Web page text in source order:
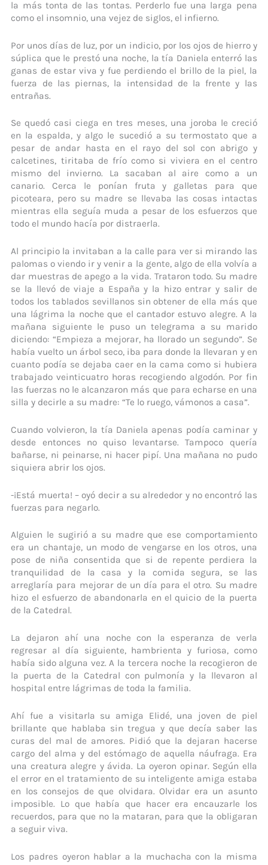
la más tonta de las tontas. Perderlo fue una larga pena
como el insomnio, una vejez de siglos, el infierno.
Por unos días de luz, por un indicio, por los ojos de hierro y
súplica que le prestó una noche, la tía Daniela enterró las
ganas de estar viva y fue perdiendo el brillo de la piel, la
fuerza de las piernas, la intensidad de la frente y las
entrañas.
Se quedó casi ciega en tres meses, una joroba le creció
en la espalda, y algo le sucedió a su termostato que a
pesar de andar hasta en el rayo del sol con abrigo y
calcetines, tiritaba de frío como si viviera en el centro
mismo del invierno. La sacaban al aire como a un
canario. Cerca le ponían fruta y galletas para que
picoteara, pero su madre se llevaba las cosas intactas
mientras ella seguía muda a pesar de los esfuerzos que
todo el mundo hacía por distraerla.
Al principio la invitaban a la calle para ver si mirando las
palomas o viendo ir y venir a la gente, algo de ella volvía a
dar muestras de apego a la vida. Trataron todo. Su madre
se la llevó de viaje a España y la hizo entrar y salir de
todos los tablados sevillanos sin obtener de ella más que
una lágrima la noche que el cantador estuvo alegre. A la
mañana siguiente le puso un telegrama a su marido
diciendo: “Empieza a mejorar, ha llorado un segundo”. Se
había vuelto un árbol seco, iba para donde la llevaran y en
cuanto podía se dejaba caer en la cama como si hubiera
trabajado veinticuatro horas recogiendo algodón. Por fin
las fuerzas no le alcanzaron más que para echarse en una
silla y decirle a su madre: “Te lo ruego, vámonos a casa”.
Cuando volvieron, la tía Daniela apenas podía caminar y
desde entonces no quiso levantarse. Tampoco quería
bañarse, ni peinarse, ni hacer pipí. Una mañana no pudo
siquiera abrir los ojos.
-¡Está muerta! – oyó decir a su alrededor y no encontró las
fuerzas para negarlo.
Alguien le sugirió a su madre que ese comportamiento
era un chantaje, un modo de vengarse en los otros, una
pose de niña consentida que si de repente perdiera la
tranquilidad de la casa y la comida segura, se las
arreglaría para mejorar de un día para el otro. Su madre
hizo el esfuerzo de abandonarla en el quicio de la puerta
de la Catedral.
La dejaron ahí una noche con la esperanza de verla
regresar al día siguiente, hambrienta y furiosa, como
había sido alguna vez. A la tercera noche la recogieron de
la puerta de la Catedral con pulmonía y la llevaron al
hospital entre lágrimas de toda la familia.
Ahí fue a visitarla su amiga Elidé, una joven de piel
brillante que hablaba sin tregua y que decía saber las
curas del mal de amores. Pidió que la dejaran hacerse
cargo del alma y del estómago de aquella náufraga. Era
una creatura alegre y ávida. La oyeron opinar. Según ella
el error en el tratamiento de su inteligente amiga estaba
en los consejos de que olvidara. Olvidar era un asunto
imposible. Lo que había que hacer era encauzarle los
recuerdos, para que no la mataran, para que la obligaran
a seguir viva.
Los padres oyeron hablar a la muchacha con la misma